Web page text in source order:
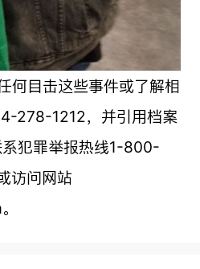
何目击这些事件或了解相
278-1212，并引用档案
犯罪举报热线1-800-
访问网站